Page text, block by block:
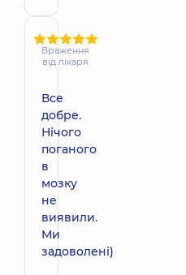
Враження
від лікаря
Все
добре.
Нічого
поганого
в
мозку
не
виявили.
Ми
задоволені)